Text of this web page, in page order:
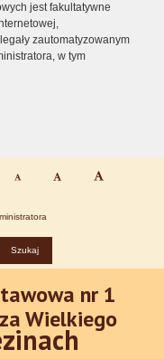
jest fakultatywne
zautomatyzowanym
w tym
nr 1
Wielkiego